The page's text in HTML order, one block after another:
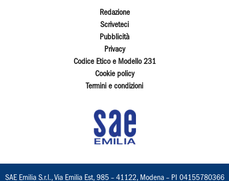
Redazione
Scriveteci
Pubblicità
Privacy
Codice Etico e Modello 231
Cookie policy
Termini e condizioni
SAE Emilia S.r.l., Via Emilia Est, 985 – 41122, Modena – PI 04155780366